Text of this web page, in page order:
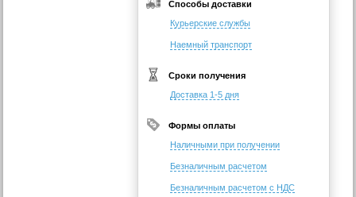
Способы доставки
Курьерские службы
Наемный транспорт
Сроки получения
Доставка 1-5 дня
Формы оплаты
Наличными при получении
Безналичным расчетом
Безналичным расчетом с НДС